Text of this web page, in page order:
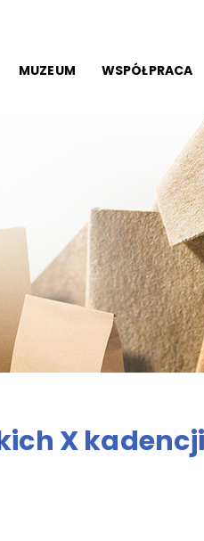
MUZEUM WSPÓŁPRACA
X